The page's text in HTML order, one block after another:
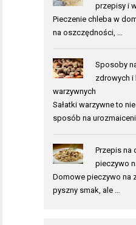
przepisy i
Pieczenie chleba w
na oszczędności, …
Sposoby
zdrowych i
warzywnych
Sałatki warzywne to
sposób na
Przepis na
pieczywo
Domowe pieczywo na
pyszny smak, ale …